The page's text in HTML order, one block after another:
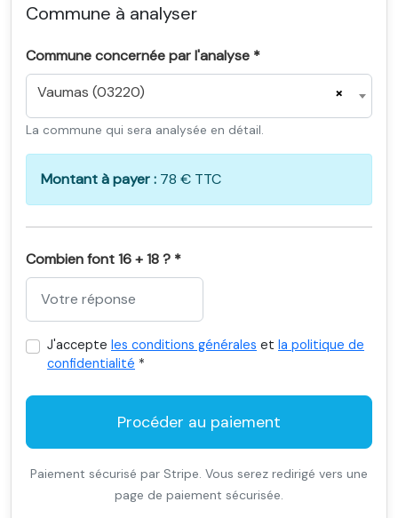
Commune à analyser
Commune concernée par l'analyse *
×
Vaumas (03220)
La commune qui sera analysée en détail.
Montant à payer : 78 € TTC
Combien font 16 + 18 ? *
J'accepte les conditions générales et la politique de
confidentialité *
Procéder au paiement
Paiement sécurisé par Stripe. Vous serez redirigé vers une
page de paiement sécurisée.